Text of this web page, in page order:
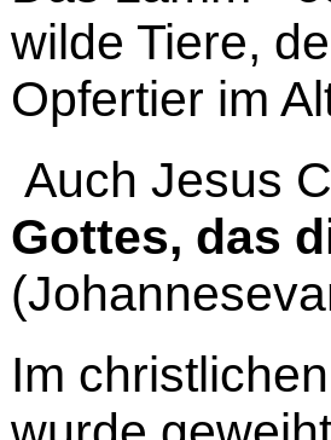
wilde Tiere,
Opfertier im
Auch Jesus
Gottes, das
Im